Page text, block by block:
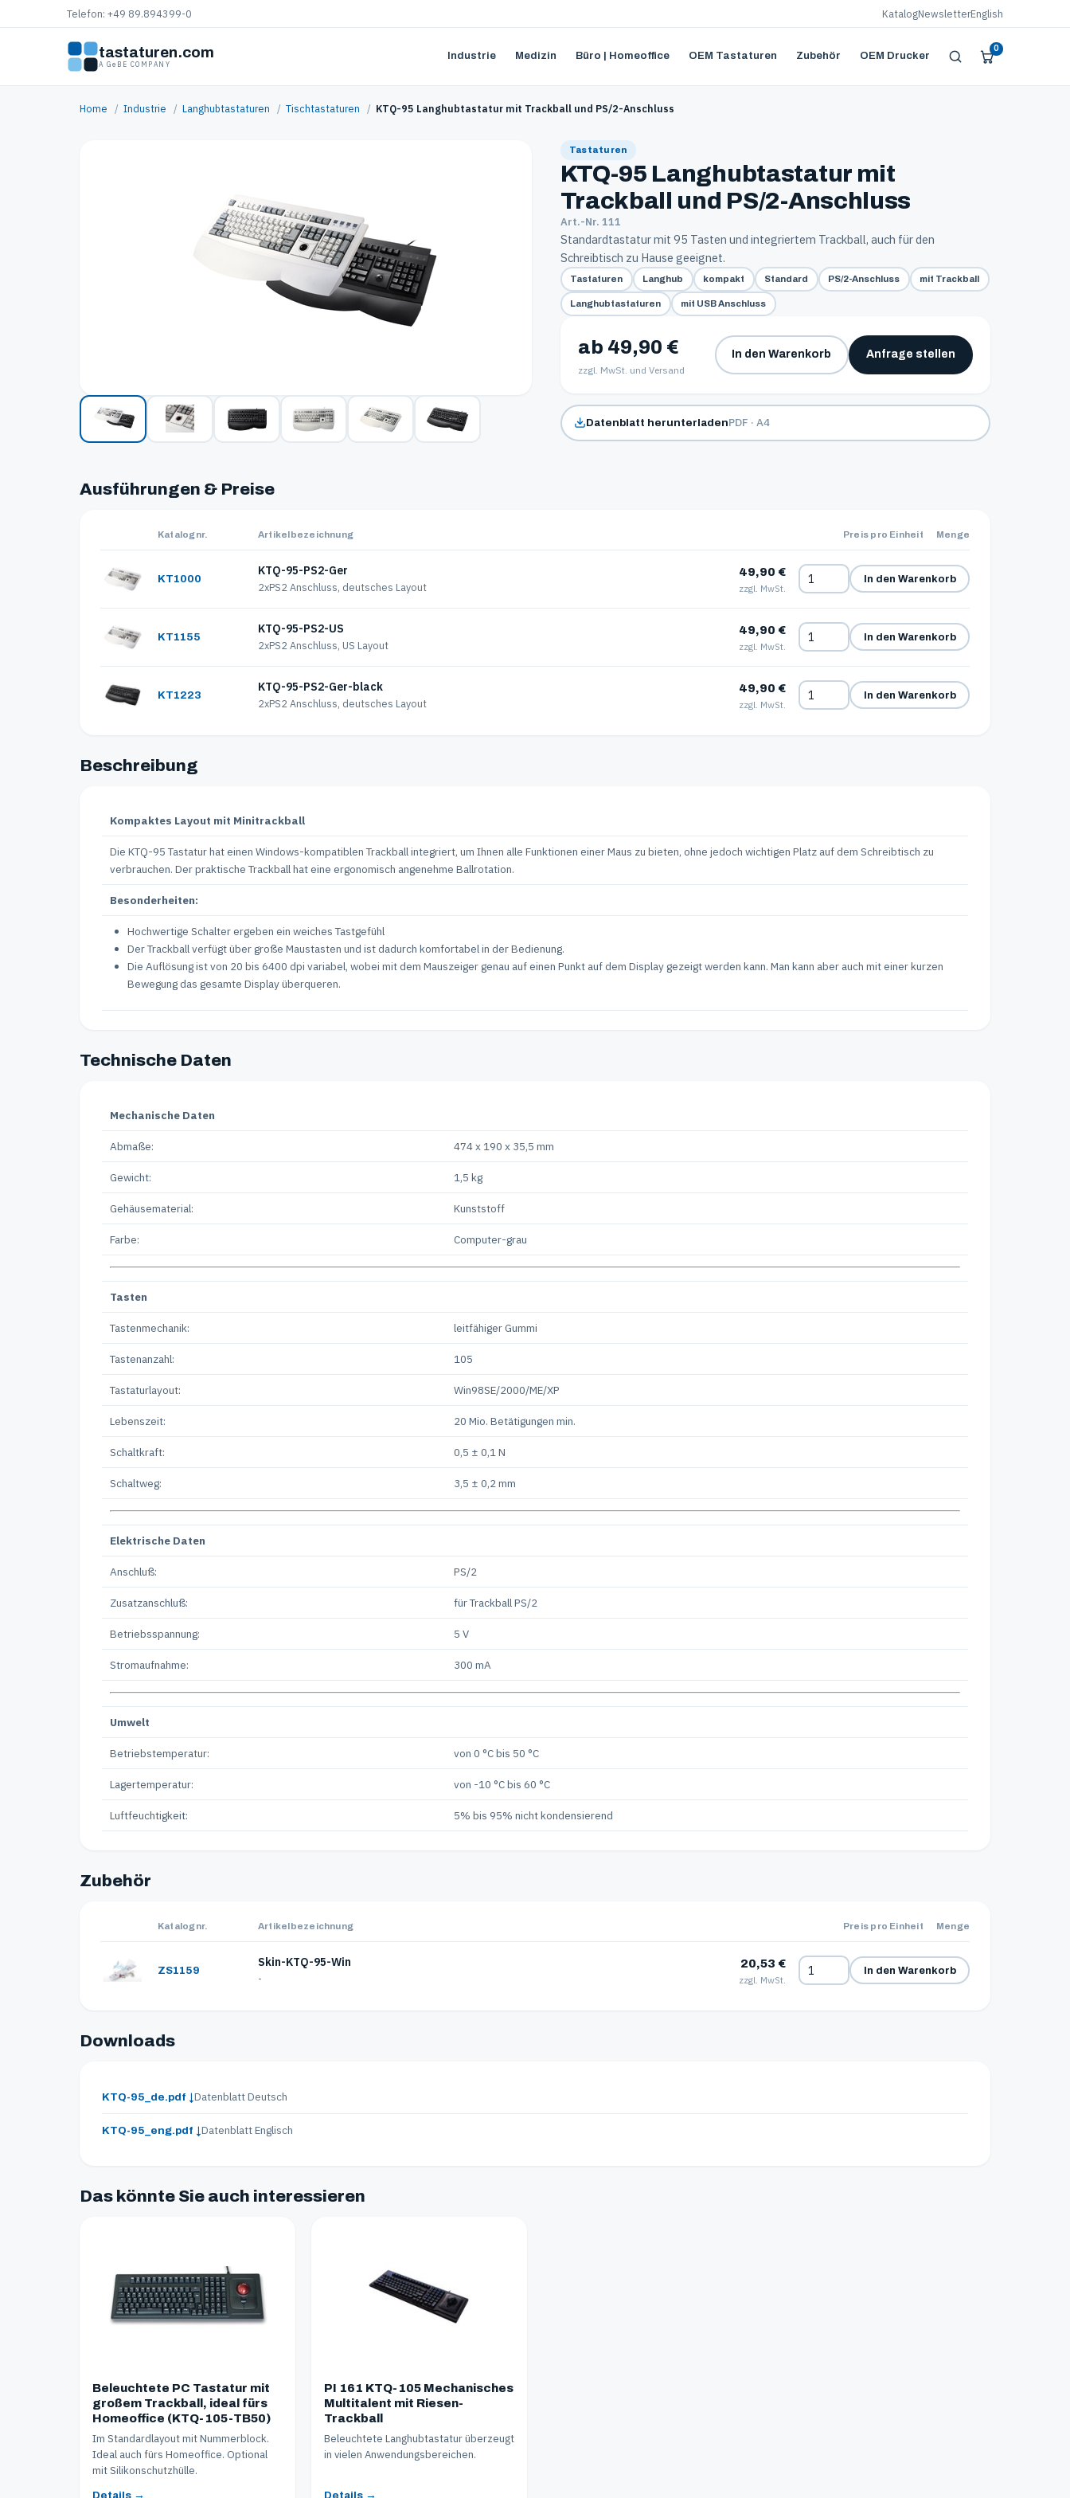
Telefon: +49 89.894399-0 KatalogNewsletterEnglish
tastaturen.com
A GeBE COMPANY
Industrie Medizin Büro | Homeoffice OEM Tastaturen Zubehör OEM Drucker
0
Home / Industrie / Langhubtastaturen / Tischtastaturen / KTQ-95 Langhubtastatur mit Trackball und PS/2-Anschluss
Tastaturen
KTQ-95 Langhubtastatur mit
Trackball und PS/2-Anschluss
Art.-Nr. 111
Standardtastatur mit 95 Tasten und integriertem Trackball, auch für den
Schreibtisch zu Hause geeignet.
Tastaturen Langhub kompakt Standard PS/2-Anschluss mit Trackball
Langhubtastaturen mit USB Anschluss
ab 49,90 €
zzgl. MwSt. und Versand
In den Warenkorb Anfrage stellen
Datenblatt herunterladenPDF · A4
Ausführungen & Preise
Katalognr. Artikelbezeichnung Preis pro Einheit Menge
KT1000
KTQ-95-PS2-Ger
2xPS2 Anschluss, deutsches Layout
49,90 €
zzgl. MwSt.
In den Warenkorb
KT1155
KTQ-95-PS2-US
2xPS2 Anschluss, US Layout
49,90 €
zzgl. MwSt.
In den Warenkorb
KT1223
KTQ-95-PS2-Ger-black
2xPS2 Anschluss, deutsches Layout
49,90 €
zzgl. MwSt.
In den Warenkorb
Beschreibung
Kompaktes Layout mit Minitrackball
Die KTQ-95 Tastatur hat einen Windows-kompatiblen Trackball integriert, um Ihnen alle Funktionen einer Maus zu bieten, ohne jedoch wichtigen Platz auf dem Schreibtisch zu
verbrauchen. Der praktische Trackball hat eine ergonomisch angenehme Ballrotation.
Besonderheiten:
Hochwertige Schalter ergeben ein weiches Tastgefühl
Der Trackball verfügt über große Maustasten und ist dadurch komfortabel in der Bedienung.
Die Auflösung ist von 20 bis 6400 dpi variabel, wobei mit dem Mauszeiger genau auf einen Punkt auf dem Display gezeigt werden kann. Man kann aber auch mit einer kurzen
Bewegung das gesamte Display überqueren.
Technische Daten
Mechanische Daten
Abmaße: 474 x 190 x 35,5 mm
Gewicht: 1,5 kg
Gehäusematerial: Kunststoff
Farbe: Computer-grau
Tasten
Tastenmechanik: leitfähiger Gummi
Tastenanzahl: 105
Tastaturlayout: Win98SE/2000/ME/XP
Lebenszeit: 20 Mio. Betätigungen min.
Schaltkraft: 0,5 ± 0,1 N
Schaltweg: 3,5 ± 0,2 mm
Elektrische Daten
Anschluß: PS/2
Zusatzanschluß: für Trackball PS/2
Betriebsspannung: 5 V
Stromaufnahme: 300 mA
Umwelt
Betriebstemperatur: von 0 °C bis 50 °C
Lagertemperatur: von -10 °C bis 60 °C
Luftfeuchtigkeit: 5% bis 95% nicht kondensierend
Zubehör
Katalognr. Artikelbezeichnung Preis pro Einheit Menge
ZS1159
Skin-KTQ-95-Win
-
20,53 €
zzgl. MwSt.
In den Warenkorb
Downloads
KTQ-95_de.pdf ↓ Datenblatt Deutsch
KTQ-95_eng.pdf ↓ Datenblatt Englisch
Das könnte Sie auch interessieren
Beleuchtete PC Tastatur mit
großem Trackball, ideal fürs
Homeoffice (KTQ-105-TB50)
Im Standardlayout mit Nummerblock.
Ideal auch fürs Homeoffice. Optional
mit Silikonschutzhülle.
Details →
PI 161 KTQ-105 Mechanisches
Multitalent mit Riesen-
Trackball
Beleuchtete Langhubtastatur überzeugt
in vielen Anwendungsbereichen.
Details →